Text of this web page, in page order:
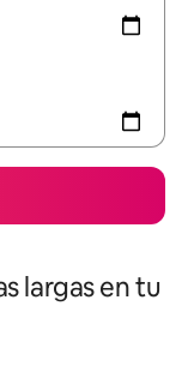
largas en tu